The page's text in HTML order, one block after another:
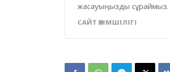
жасауыңызды сұраймыз.
САЙТ ӘКІМШІЛІГІ